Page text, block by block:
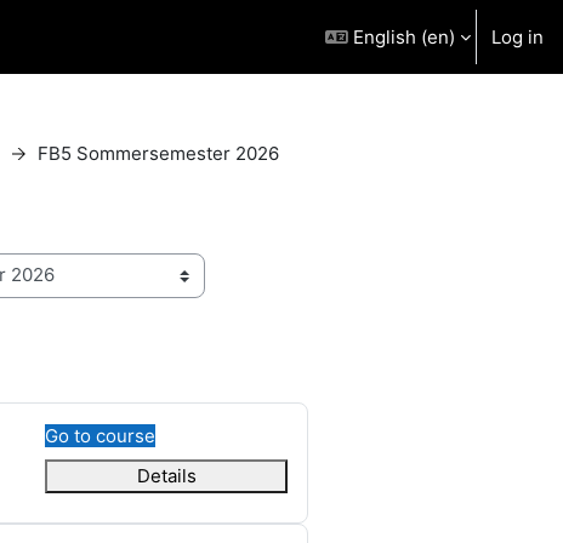
English ‎(en)‎ Log in
FB5 Sommersemester 2026
Go to course
Details